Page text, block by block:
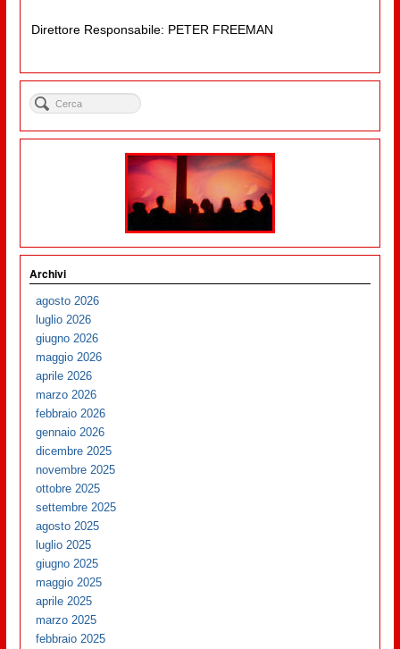
Direttore Responsabile: PETER FREEMAN
Archivi
agosto 2026
luglio 2026
giugno 2026
maggio 2026
aprile 2026
marzo 2026
febbraio 2026
gennaio 2026
dicembre 2025
novembre 2025
ottobre 2025
settembre 2025
agosto 2025
luglio 2025
giugno 2025
maggio 2025
aprile 2025
marzo 2025
febbraio 2025